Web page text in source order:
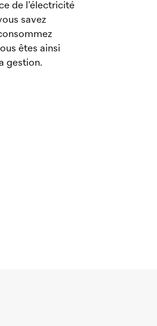
de l’électricité
savez
êtes ainsi
gestion.